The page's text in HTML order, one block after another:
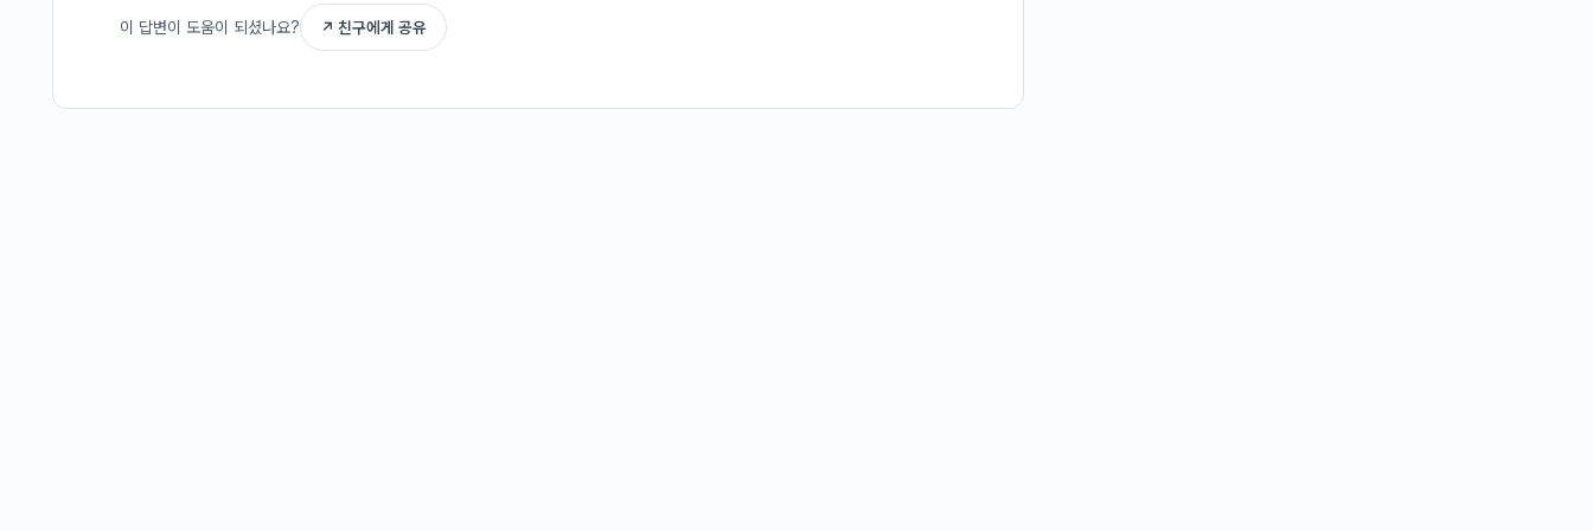
이 답변이 도움이 되셨나요? ↗ 친구에게 공유